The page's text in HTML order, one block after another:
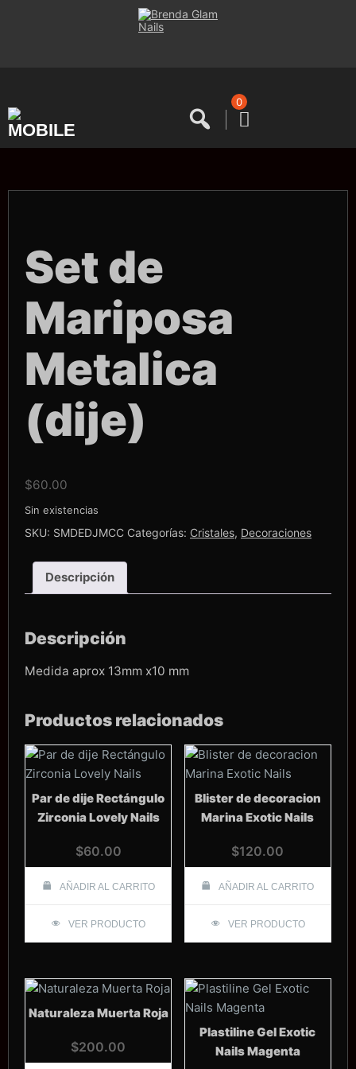
0
Set de
Mariposa
Metalica
(dije)
$60.00
Sin existencias
SKU: SMDEDJMCC Categorías: Cristales, Decoraciones
Descripción
Descripción
Medida aprox 13mm x10 mm
Productos relacionados
Par de dije Rectángulo
Zirconia Lovely Nails
$60.00
AÑADIR AL CARRITO
VER PRODUCTO
Blister de decoracion
Marina Exotic Nails
$120.00
AÑADIR AL CARRITO
VER PRODUCTO
Naturaleza Muerta Roja
$200.00
Plastiline Gel Exotic
Nails Magenta